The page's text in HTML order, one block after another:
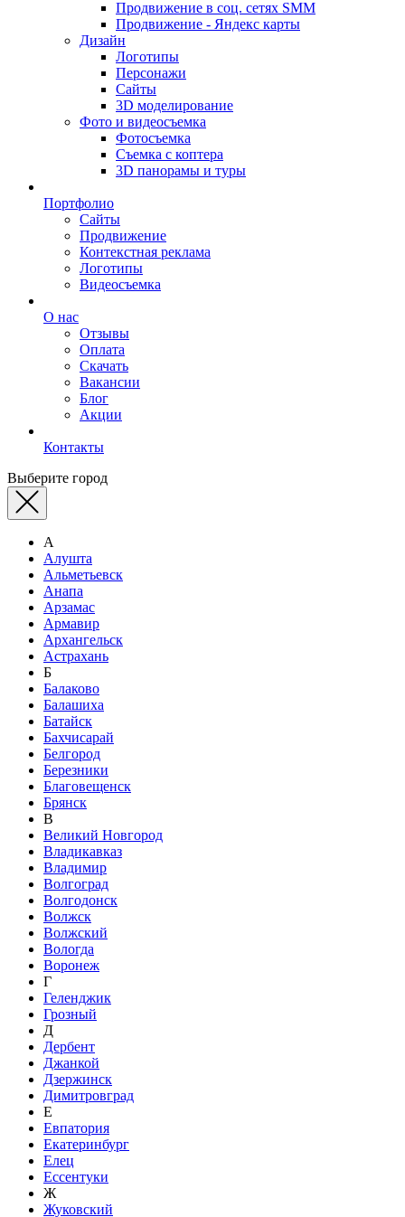
Продвижение в соц. сетях SMM
Продвижение - Яндекс карты
Дизайн
Логотипы
Персонажи
Сайты
3D моделирование
Фото и видеосъемка
Фотосъемка
Съемка с коптера
3D панорамы и туры
Портфолио
Сайты
Продвижение
Контекстная реклама
Логотипы
Видеосъемка
О нас
Отзывы
Оплата
Скачать
Вакансии
Блог
Акции
Контакты
Выберите город
А
Алушта
Альметьевск
Анапа
Арзамас
Армавир
Архангельск
Астрахань
Б
Балаково
Балашиха
Батайск
Бахчисарай
Белгород
Березники
Благовещенск
Брянск
В
Великий Новгород
Владикавказ
Владимир
Волгоград
Волгодонск
Волжск
Волжский
Вологда
Воронеж
Г
Геленджик
Грозный
Д
Дербент
Джанкой
Дзержинск
Димитровград
Е
Евпатория
Екатеринбург
Елец
Ессентуки
Ж
Жуковский